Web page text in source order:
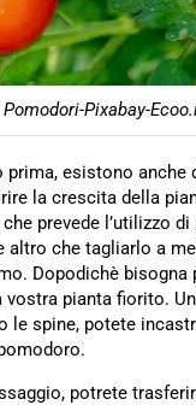
Pomodori-Pixabay-
prima, esistono anche
la crescita della
prevede l’utilizzo
altro che tagliarlo a
Dopodichè bisogna
pianta fiorito.
le spine, potete
potrete